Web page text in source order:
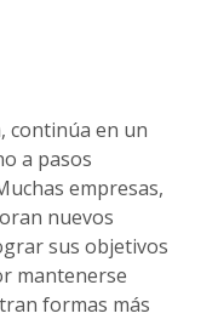
continúa en un
a pasos
empresas,
nuevos
sus objetivos
mantenerse
formas más